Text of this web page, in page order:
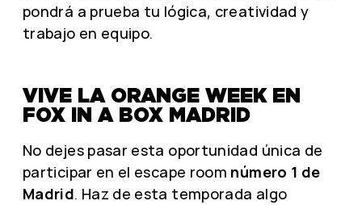
pondrá a prueba tu lógica, creatividad y
trabajo en equipo.
VIVE LA ORANGE WEEK EN
FOX IN A BOX MADRID
No dejes pasar esta oportunidad única de
participar en el escape room número 1 de
Madrid. Haz de esta temporada algo